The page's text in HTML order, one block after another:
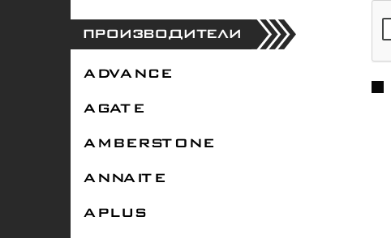
ПРОИЗВОДИТЕЛИ
ADVANCE
AGATE
AMBERSTONE
ANNAITE
APLUS